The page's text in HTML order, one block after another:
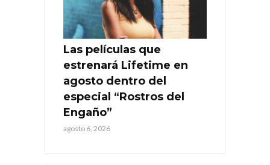
Las películas que
estrenará Lifetime en
agosto dentro del
especial “Rostros del
Engaño”
agosto 6, 2026